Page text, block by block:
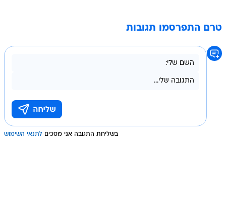
טרם התפרסמו תגובות
בשליחת התגובה אני מסכים לתנאי השימוש